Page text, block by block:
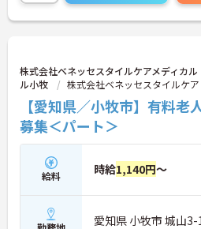
株式会社ベネッセスタイルケアメディカ
ル小牧
株式会社ベネッセスタイルケア
【愛知県／小牧市】有料老
募集＜パート＞
給料 時給1,140円～
愛知県 小牧市 城山3-